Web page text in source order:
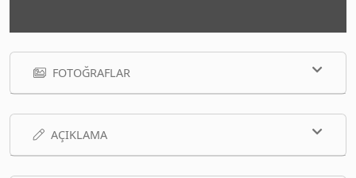
FOTOĞRAFLAR
AÇIKLAMA